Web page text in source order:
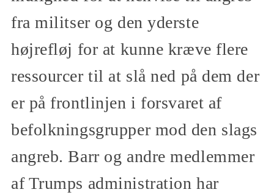
fra militser og den yderste
højrefløj for at kunne kræve flere
ressourcer til at slå ned på dem der
er på frontlinjen i forsvaret af
befolkningsgrupper mod den slags
angreb. Barr og andre medlemmer
af Trumps administration har